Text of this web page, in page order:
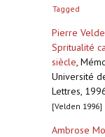
Tagged
Pierre
Spritualité
siècle,
Université
Lettres,
[Velden 1996]
Ambrose